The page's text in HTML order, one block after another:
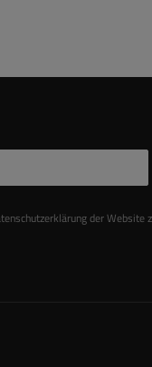
der Website